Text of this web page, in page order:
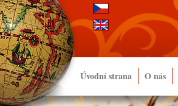
Úvodní strana O nás